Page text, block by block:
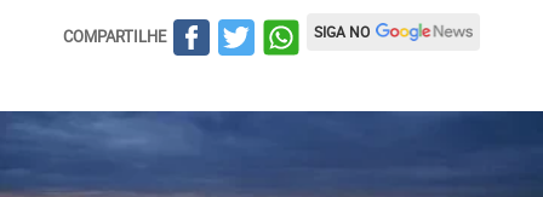
COMPARTILHE SIGA NO